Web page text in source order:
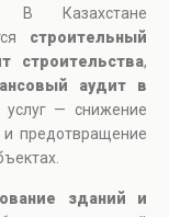
В Казахстане
строительный
строительства,
аудит в
услуг — снижение
предотвращение
зданий и